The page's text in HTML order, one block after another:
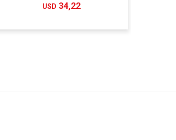
USD 34,22